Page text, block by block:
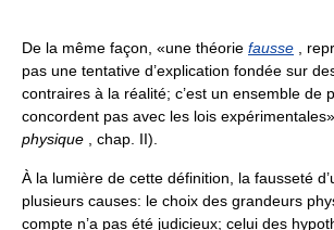
De la même façon, «une théorie fausse ,
pas une tentative d’explication fondée sur
contraires à la réalité; c’est un ensemble de
concordent pas avec les lois
physique , chap. II).
À la lumière de cette définition, la fausseté
plusieurs causes: le choix des grandeurs
compte n’a pas été judicieux; celui des